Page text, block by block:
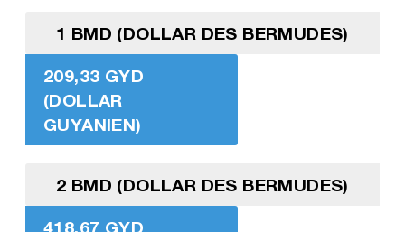
1 BMD (DOLLAR DES BERMUDES)
209,33 GYD
(DOLLAR
GUYANIEN)
2 BMD (DOLLAR DES BERMUDES)
418,67 GYD